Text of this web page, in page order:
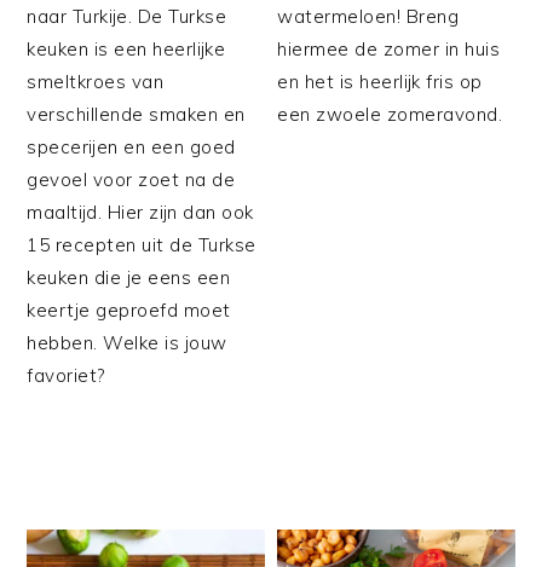
naar Turkije. De Turkse
keuken is een heerlijke
smeltkroes van
verschillende smaken en
specerijen en een goed
gevoel voor zoet na de
maaltijd. Hier zijn dan ook
15 recepten uit de Turkse
keuken die je eens een
keertje geproefd moet
hebben. Welke is jouw
favoriet?
watermeloen! Breng
hiermee de zomer in huis
en het is heerlijk fris op
een zwoele zomeravond.